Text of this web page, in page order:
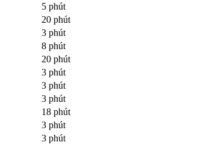
5 phút
20 phút
3 phút
8 phút
20 phút
3 phút
3 phút
3 phút
18 phút
3 phút
3 phút